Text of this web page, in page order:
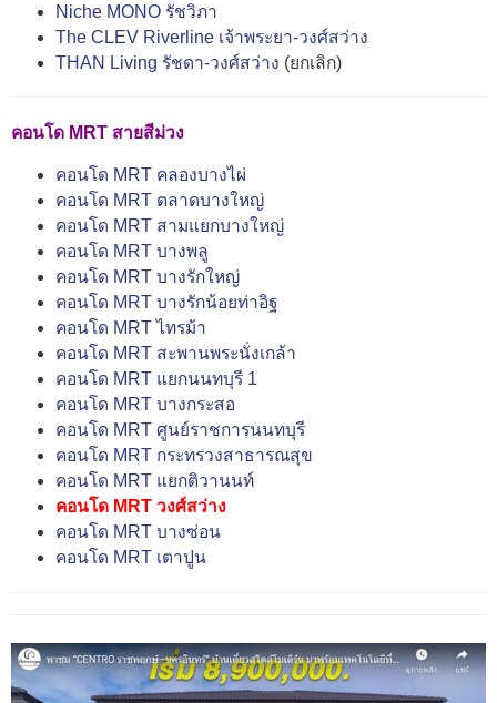
Niche MONO รัชวิภา
The CLEV Riverline เจ้าพระยา-วงศ์สว่าง
THAN Living รัชดา-วงศ์สว่าง (ยกเลิก)
คอนโด MRT สายสีม่วง
คอนโด MRT คลองบางไผ่
คอนโด MRT ตลาดบางใหญ่
คอนโด MRT สามแยกบางใหญ่
คอนโด MRT บางพลู
คอนโด MRT บางรักใหญ่
คอนโด MRT บางรักน้อยท่าอิฐ
คอนโด MRT ไทรม้า
คอนโด MRT สะพานพระนั่งเกล้า
คอนโด MRT แยกนนทบุรี 1
คอนโด MRT บางกระสอ
คอนโด MRT ศูนย์ราชการนนทบุรี
คอนโด MRT กระทรวงสาธารณสุข
คอนโด MRT แยกติวานนท์
คอนโด MRT วงศ์สว่าง
คอนโด MRT บางซ่อน
คอนโด MRT เตาปูน